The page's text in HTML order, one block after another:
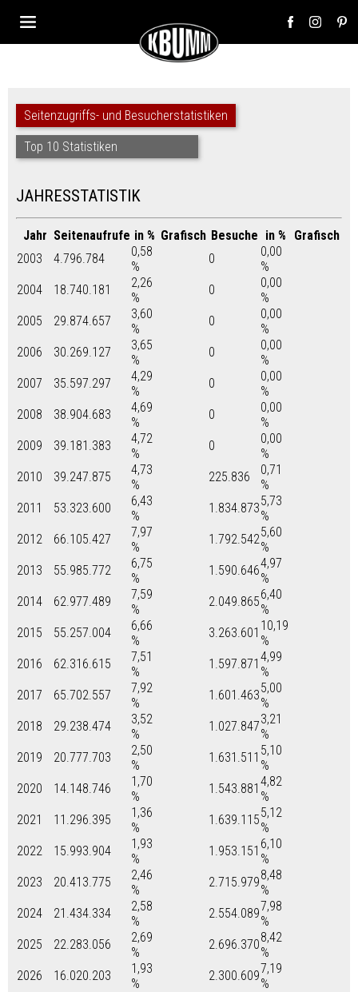
Seitenzugriffs- und Besucherstatistiken
Top 10 Statistiken
JAHRESSTATISTIK
Jahr Seitenaufrufe in % Grafisch Besuche in %
Grafisch
2003
4.796.784
0,58
%
0
0,00
%
2004
18.740.181
2,26
%
0
0,00
%
2005
29.874.657
3,60
%
0
0,00
%
2006
30.269.127
3,65
%
0
0,00
%
2007
35.597.297
4,29
%
0
0,00
%
2008
38.904.683
4,69
%
0
0,00
%
2009
39.181.383
4,72
%
0
0,00
%
2010
39.247.875
4,73
%
225.836
0,71
%
2011
53.323.600
6,43
%
1.834.8735,73
%
2012
66.105.427
7,97
%
1.792.5425,60
%
2013
55.985.772
6,75
%
1.590.6464,97
%
2014
62.977.489
7,59
%
2.049.8656,40
%
2015
55.257.004
6,66
%
3.263.601 10,19
%
2016
62.316.615
7,51
%
1.597.871 4,99
%
2017
65.702.557
7,92
%
1.601.4635,00
%
2018
29.238.474
3,52
%
1.027.8473,21
%
2019
20.777.703
2,50
%
1.631.511 5,10
%
2020
14.148.746
1,70
%
1.543.881 4,82
%
2021
11.296.395
1,36
%
1.639.1155,12
%
2022
15.993.904
1,93
%
1.953.151 6,10
%
2023
20.413.775
2,46
%
2.715.9798,48
%
2024
21.434.334
2,58
%
2.554.0897,98
%
2025
22.283.056
2,69
%
2.696.3708,42
%
2026
16.020.203
1,93
%
2.300.6097,19
%